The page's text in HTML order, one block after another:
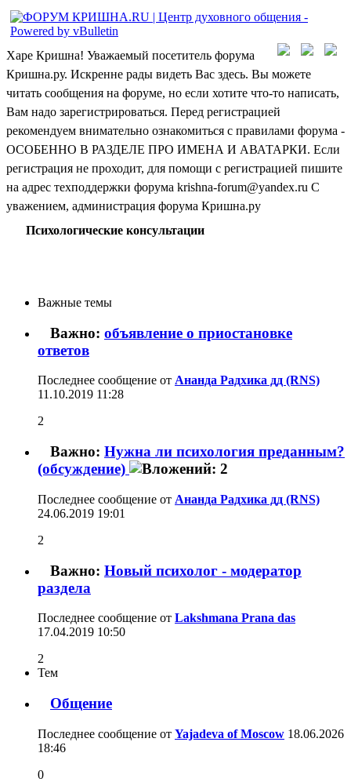
Харе Кришна! Уважаемый посетитель форума
Кришна.ру. Искренне рады видеть Вас здесь. Вы можете
читать сообщения на форуме, но если хотите что-то написать,
Вам надо зарегистрироваться. Перед регистрацией
рекомендуем внимательно ознакомиться с правилами форума -
ОСОБЕННО В РАЗДЕЛЕ ПРО ИМЕНА И АВАТАРКИ. Если
регистрация не проходит, для помощи с регистрацией пишите
на адрес техподдержки форума krishna-forum@yandex.ru С
уважением, администрация форума Кришна.ру
Психологические консультации
Важные темы
Важно: объявление о приостановке
ответов
Последнее сообщение от Ананда Радхика дд (RNS)
11.10.2019 11:28
2
Важно: Нужна ли психология преданным?
(обсуждение)
Последнее сообщение от Ананда Радхика дд (RNS)
24.06.2019 19:01
2
Важно: Новый психолог - модератор
раздела
Последнее сообщение от Lakshmana Prana das
17.04.2019 10:50
2
Тем
Общение
Последнее сообщение от Yajadeva of Moscow 18.06.2026
18:46
0